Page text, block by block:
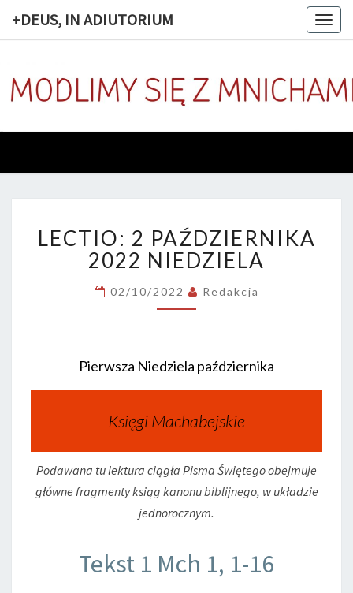
+DEUS, IN ADIUTORIUM
2
PAŹDZIERNIKA
2022
NIEDZIELA
LECTIO: 2 PAŹDZIERNIKA
2022 NIEDZIELA
02/10/2022 Redakcja
Pierwsza Niedziela października
Księgi Machabejskie
Podawana tu lektura ciągła Pisma Świętego obejmuje
główne fragmenty ksiąg kanonu biblijnego, w układzie
jednorocznym.
Tekst 1 Mch 1, 1-16